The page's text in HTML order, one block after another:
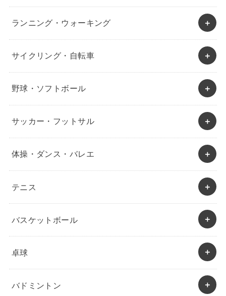
ランニング・ウォーキング
サイクリング・自転車
野球・ソフトボール
サッカー・フットサル
体操・ダンス・バレエ
テニス
バスケットボール
卓球
バドミントン